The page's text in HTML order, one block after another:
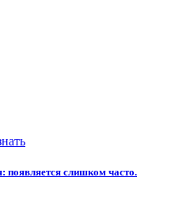
появляется слишком часто.